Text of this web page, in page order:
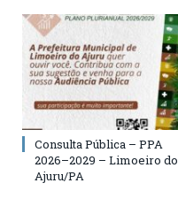
Consulta Pública – PPA
2026–2029 – Limoeiro do
Ajuru/PA